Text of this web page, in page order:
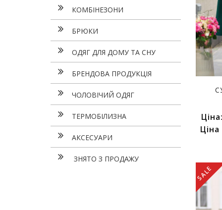
КОМБІНЕЗОНИ
БРЮКИ
ОДЯГ ДЛЯ ДОМУ ТА СНУ
БРЕНДОВА ПРОДУКЦІЯ
ЧОЛОВІЧИЙ ОДЯГ
ТЕРМОБІЛИЗНА
АКСЕСУАРИ
ЗНЯТО З ПРОДАЖУ
SALE